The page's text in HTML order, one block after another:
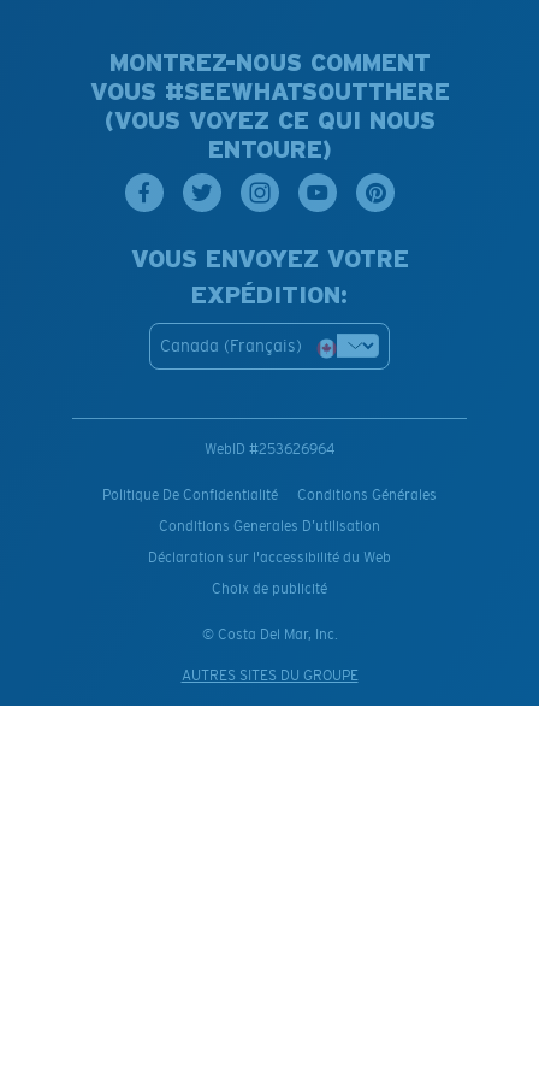
MONTREZ-NOUS COMMENT
VOUS #SEEWHATSOUTTHERE
(VOUS VOYEZ CE QUI NOUS
ENTOURE)
VOUS ENVOYEZ VOTRE
EXPÉDITION:
Canada (Français)
WebID #253626964
Politique De Confidentialité
Conditions Générales
Conditions Generales D’utilisation
Déclaration sur l'accessibilité du Web
Choix de publicité
© Costa Del Mar, Inc.
AUTRES SITES DU GROUPE